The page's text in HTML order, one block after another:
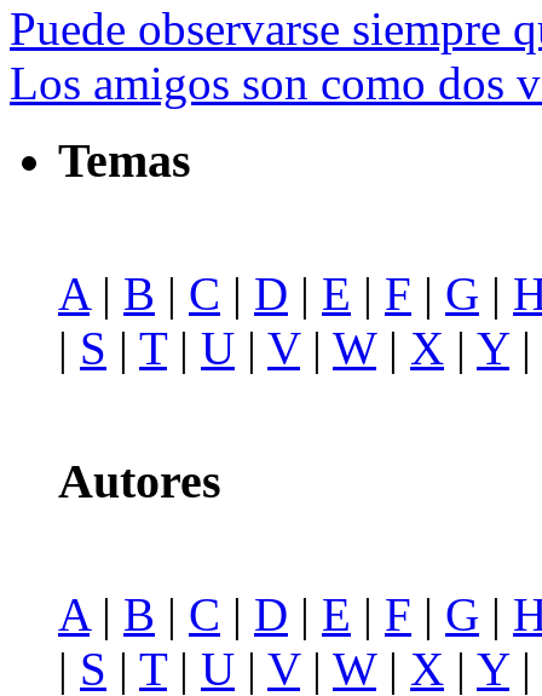
Puede observarse siempre
Los amigos son como dos
Temas
A| B | C | D | E | F | G |
| S | T| U | V| W| X | Y|
Autores
A | B | C | D | E | F | G |
| S | T| U | V| W| X | Y|